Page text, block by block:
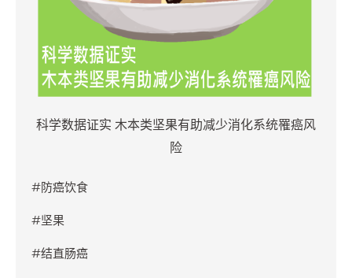
科学数据证实 木本类坚果有助减少消化系统罹癌风
险
#防癌饮食
#坚果
#结直肠癌